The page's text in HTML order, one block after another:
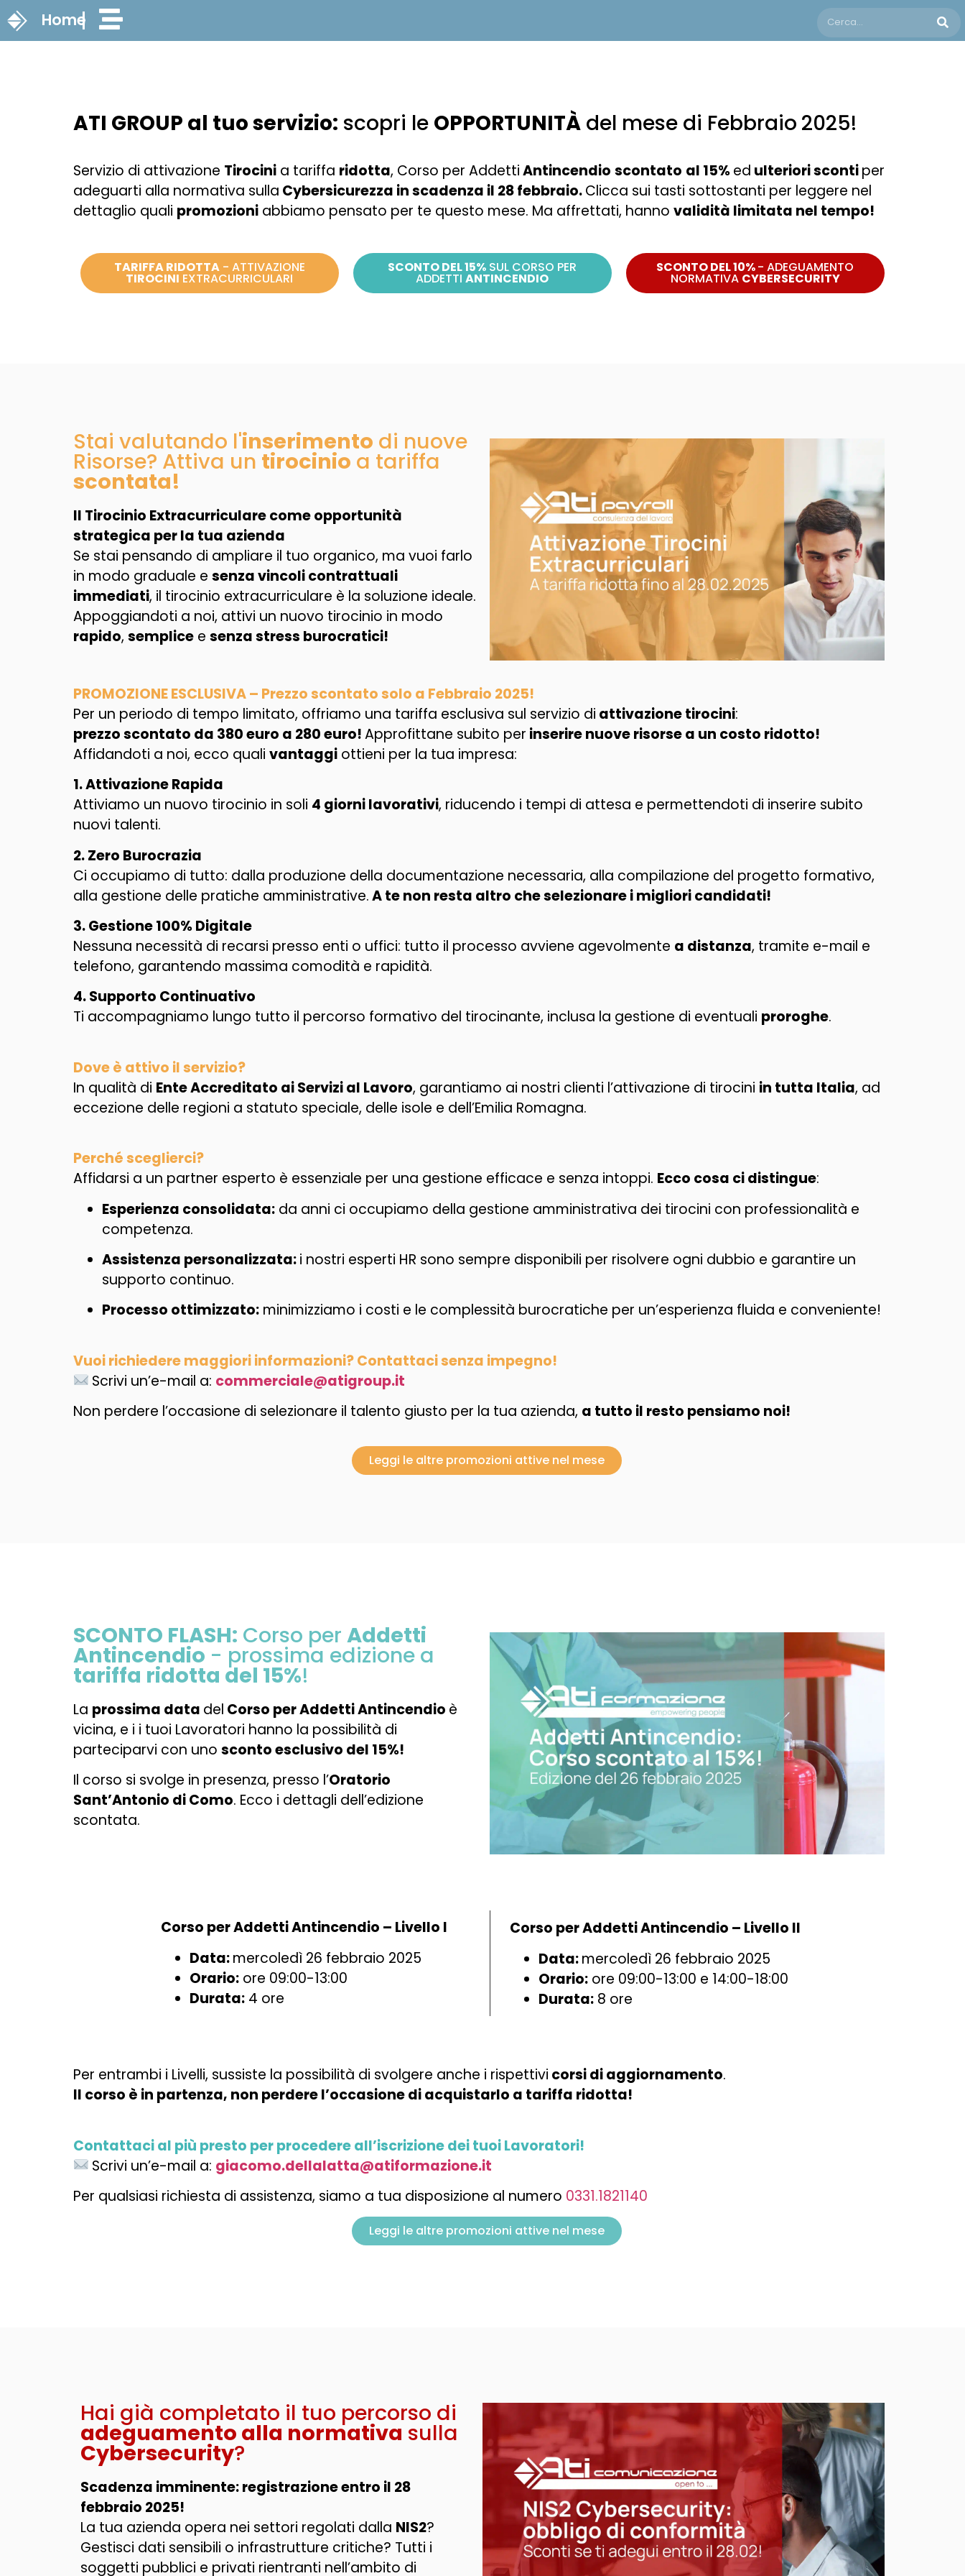
Home
ATI GROUP al tuo servizio: scopri le OPPORTUNITÀ del mese di Febbraio 2025!
Servizio di attivazione Tirocini a tariffa ridotta, Corso per AddettiAntincendio scontato al 15% ed ulteriori scontiper
adeguarti alla normativa sulla Cybersicurezza in scadenza il 28 febbraio.Clicca sui tasti sottostanti per leggere nel
dettaglio quali promozioni abbiamo pensato per te questo mese. Ma affrettati, hanno validità limitata nel tempo!
TARIFFA RIDOTTA- ATTIVAZIONE
TIROCINI EXTRACURRICULARI
SCONTO DEL 15% SUL CORSO PER
ADDETTIANTINCENDIO
SCONTO DEL 10%- ADEGUAMENTO
NORMATIVA CYBERSECURITY
Stai valutando l'inserimento di nuove
Risorse? Attiva un tirocinio a tariffa
scontata!
Il Tirocinio Extracurriculare come opportunità
strategica per la tua azienda
Se stai pensando di ampliare il tuo organico, ma vuoi farlo
in modo graduale e senza vincoli contrattuali
immediati, il tirocinio extracurriculare è la soluzione ideale.
Appoggiandoti a noi, attivi un nuovo tirocinio in modo
rapido, semplice e senza stress burocratici!
PROMOZIONE ESCLUSIVA – Prezzo scontato solo a Febbraio 2025!
Per un periodo di tempo limitato, offriamo una tariffa esclusiva sul servizio di attivazione tirocini:
prezzo scontato da 380 euro a 280 euro!Approfittane subito per inserire nuove risorse a un costo ridotto!
Affidandoti a noi, ecco quali vantaggi ottieni per la tua impresa:
1. Attivazione Rapida
Attiviamo un nuovo tirocinio in soli 4 giorni lavorativi, riducendo i tempi di attesa e permettendoti di inserire subito
nuovi talenti.
2. Zero Burocrazia
Ci occupiamo di tutto: dalla produzione della documentazione necessaria, alla compilazione del progetto formativo,
alla gestione delle pratiche amministrative.A te non resta altro che selezionare i migliori candidati!
3. Gestione 100% Digitale
Nessuna necessità di recarsi presso enti o uffici: tutto il processo avviene agevolmente a distanza, tramite e-mail e
telefono, garantendo massima comodità e rapidità.
4. Supporto Continuativo
Ti accompagniamo lungo tutto il percorso formativo del tirocinante, inclusa la gestione di eventuali proroghe.
Dove è attivo il servizio?
In qualità di Ente Accreditato ai Servizi al Lavoro, garantiamo ai nostri clienti l’attivazione di tirocini in tutta Italia, ad
eccezione delle regioni a statuto speciale, delle isole e dell’Emilia Romagna.
Perché sceglierci?
Affidarsi a un partner esperto è essenziale per una gestione efficace e senza intoppi. Ecco cosa ci distingue:
Esperienza consolidata: da anni ci occupiamo della gestione amministrativa dei tirocini con professionalità e
competenza.
Assistenza personalizzata:i nostri esperti HR sono sempre disponibili per risolvere ogni dubbio e garantire un
supporto continuo.
Processo ottimizzato: minimizziamo i costi e le complessità burocratiche per un’esperienza fluida e conveniente!
Vuoi richiedere maggiori informazioni? Contattaci senza impegno!
Scrivi un’e-mail a: commerciale@atigroup.it
Non perdere l’occasione di selezionare il talento giusto per la tua azienda, a tutto il resto pensiamo noi!
Leggi le altre promozioni attive nel mese
SCONTO FLASH: Corso per Addetti
Antincendio - prossima edizione a
tariffa ridotta del 15%!
La prossima data del Corso per Addetti Antincendio è
vicina, e i i tuoi Lavoratori hanno la possibilità di
parteciparvi con uno sconto esclusivo del 15%!
Il corso si svolge in presenza, presso l’Oratorio
Sant’Antonio di Como. Ecco i dettagli dell’edizione
scontata.
Corso per Addetti Antincendio – Livello I
Data:mercoledì 26 febbraio 2025
Orario: ore 09:00-13:00
Durata: 4 ore
Corso per Addetti Antincendio – Livello II
Data:mercoledì 26 febbraio 2025
Orario: ore 09:00-13:00 e 14:00-18:00
Durata: 8 ore
Per entrambi i Livelli, sussiste la possibilità di svolgere anche i rispettivi corsi di aggiornamento.
Il corso è in partenza, non perdere l’occasione di acquistarlo a tariffa ridotta!
Contattaci al più presto per procedere all’iscrizione dei tuoi Lavoratori!
Scrivi un’e-mail a: giacomo.dellalatta@atiformazione.it
Per qualsiasi richiesta di assistenza, siamo a tua disposizione al numero 0331.1821140
Leggi le altre promozioni attive nel mese
Hai già completato il tuo percorso di
adeguamento alla normativa sulla
Cybersecurity?
Scadenza imminente: registrazione entro il 28
febbraio 2025!
La tua azienda opera nei settori regolati dalla NIS2?
Gestisci dati sensibili o infrastrutture critiche? Tutti i
soggetti pubblici e privati rientranti nell’ambito di